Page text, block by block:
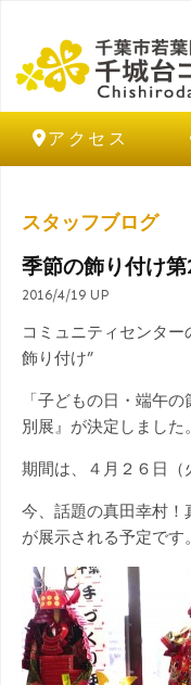
アクセス
スタッフブログ
季節の飾り付け第
2016/4/19 UP
コミュニティセンタ
飾り付け”
「子どもの日・端午
別展』が決定しました。
期間は、４月２６日（
今、話題の真田幸村！
が展示される予定です。